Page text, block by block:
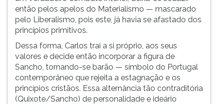
então pelos apelos do Materialismo — mascarado
pelo Liberalismo, pois este, já havia se afastado dos
princípios primitivos.
Dessa forma, Carlos trai a si próprio, aos seus
valores e decide então incorporar a figura de
Sancho, tornando-se barão — símbolo do Portugal
contemporâneo que rejeita a estagnação e os
princípios cristãos. Essa alternância tão contraditória
(Quixote/Sancho) de personalidade e ideário